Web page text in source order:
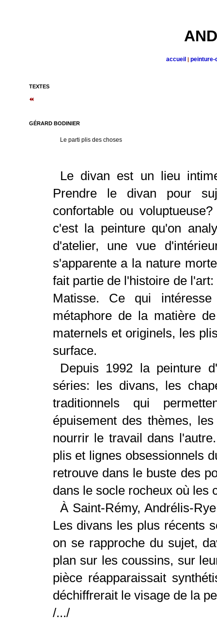
accueil | peinture-
TEXTES
GÉRARD BODINIER
Le parti plis des choses
Le divan est un lieu
Prendre le divan pour
confortable ou
c'est la peinture qu'on
d'atelier, une vue
s'apparente a la nature
fait partie de l'histoire de
Matisse. Ce qui
métaphore de la matière
maternels et originels, les
surface.
Depuis 1992 la peinture
séries: les divans, les
traditionnels qui
épuisement des thèmes,
nourrir le travail dans
plis et lignes obsessionnels
retrouve dans le buste des
dans le socle rocheux où les
À Saint-Rémy, Andrélis-
Les divans les plus récents
on se rapproche du sujet,
plan sur les coussins, sur
pièce réapparaissait
déchiffrerait le visage de la
/.../